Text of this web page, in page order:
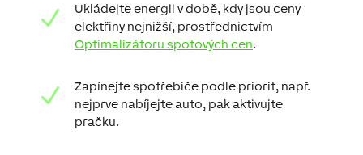
N
Ukládejte energii v době, kdy jsou ceny
elektřiny nejnižší, prostřednictvím
Optimalizátoru spotových cen.
N
Zapínejte spotřebiče podle priorit, např.
nejprve nabíjejte auto, pak aktivujte
pračku.